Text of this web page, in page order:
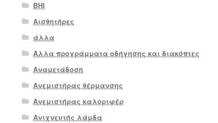
BHI
Αισθητήρες
άλλα
Άλλα προγράμματα οδήγησης και διακόπτες
Αναμετάδοση
Ανεμιστήρας θέρμανσης
Ανεμιστήρας καλοριφέρ
Ανιχνευτής λάμδα